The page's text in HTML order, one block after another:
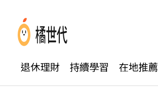
退休理財 持續學習 在地推薦